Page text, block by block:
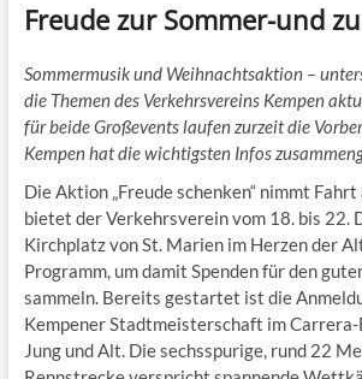
Freude zur Sommer-und
Sommermusik und Weihnachtsaktion –
die Themen des Verkehrsvereins Kempen
für beide Großevents laufen zurzeit die
Kempen hat die wichtigsten Infos
Die Aktion „Freude schenken“ nimmt
bietet der Verkehrsverein vom 18. bis 22.
Kirchplatz von St. Marien im Herzen der
Programm, um damit Spenden für den
sammeln. Bereits gestartet ist die
Kempener Stadtmeisterschaft im
Jung und Alt. Die sechsspurige, rund 22